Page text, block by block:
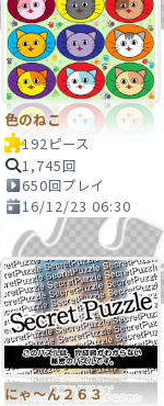
色のねこ
192ピース
1,745回
650回プレイ
16/12/23 06:30
にゃ～ん２６３